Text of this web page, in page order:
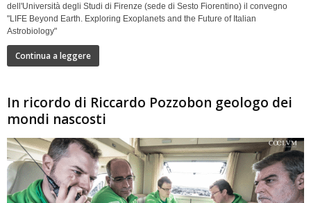
dell'Università degli Studi di Firenze (sede di Sesto Fiorentino) il convegno
"LIFE Beyond Earth. Exploring Exoplanets and the Future of Italian
Astrobiology"
Continua a leggere
In ricordo di Riccardo Pozzobon geologo dei
mondi nascosti